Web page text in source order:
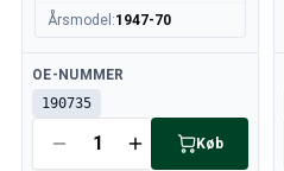
Årsmodel :1947-70
Tilgængelig
OE-NUMMER
190735
Køb